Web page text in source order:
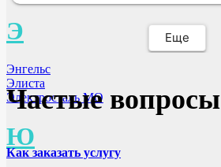
Э
Энгельс
Элиста
Электросталь МО
Ю
Еще
Частые вопросы
Как заказать услугу